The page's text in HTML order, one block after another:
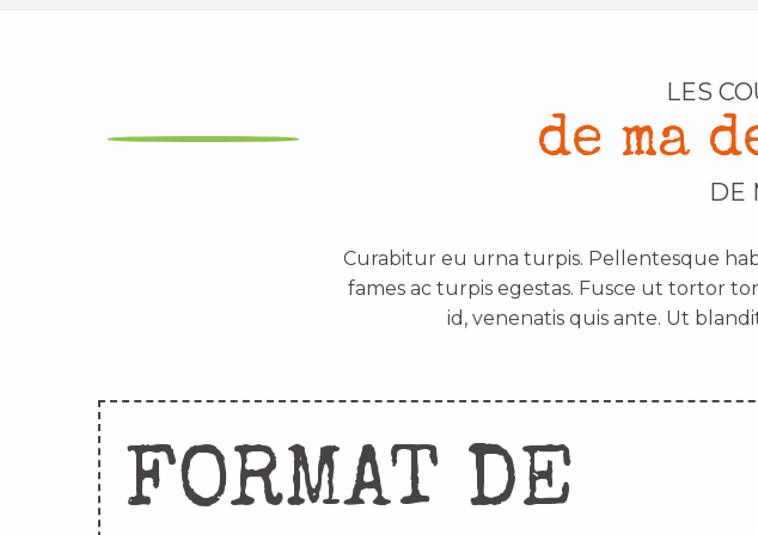
LES
de ma
DE
Curabitur eu urna turpis. Pellentesque
fames ac turpis egestas. Fusce ut tortor
id, venenatis quis ante. Ut
FORMAT DE